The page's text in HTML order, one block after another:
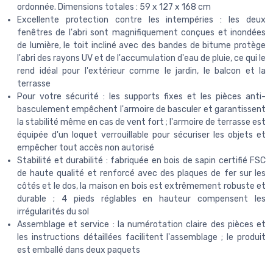
ordonnée. Dimensions totales : 59 x 127 x 168 cm
Excellente protection contre les intempéries : les deux
fenêtres de l'abri sont magnifiquement conçues et inondées
de lumière, le toit incliné avec des bandes de bitume protège
l'abri des rayons UV et de l'accumulation d'eau de pluie, ce qui le
rend idéal pour l'extérieur comme le jardin, le balcon et la
terrasse
Pour votre sécurité : les supports fixes et les pièces anti-
basculement empêchent l'armoire de basculer et garantissent
la stabilité même en cas de vent fort ; l'armoire de terrasse est
équipée d'un loquet verrouillable pour sécuriser les objets et
empêcher tout accès non autorisé
Stabilité et durabilité : fabriquée en bois de sapin certifié FSC
de haute qualité et renforcé avec des plaques de fer sur les
côtés et le dos, la maison en bois est extrêmement robuste et
durable ; 4 pieds réglables en hauteur compensent les
irrégularités du sol
Assemblage et service : la numérotation claire des pièces et
les instructions détaillées facilitent l'assemblage ; le produit
est emballé dans deux paquets